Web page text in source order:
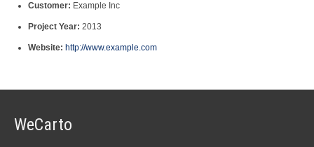
Customer: Example Inc
Project Year: 2013
Website: http://www.example.com
WeCarto